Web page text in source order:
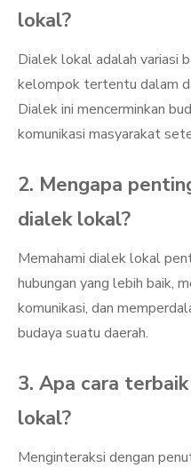
lokal?
Dialek lokal adalah variasi
kelompok tertentu dalam
Dialek ini mencerminkan
komunikasi masyarakat
2. Mengapa
dialek lokal?
Memahami dialek lokal
hubungan yang lebih baik,
komunikasi, dan
budaya suatu daerah.
3. Apa cara
lokal?
Menginteraksi dengan